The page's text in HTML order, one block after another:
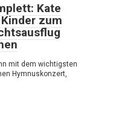
Kate
zum
mit dem wichtigsten
Hymnuskonzert,